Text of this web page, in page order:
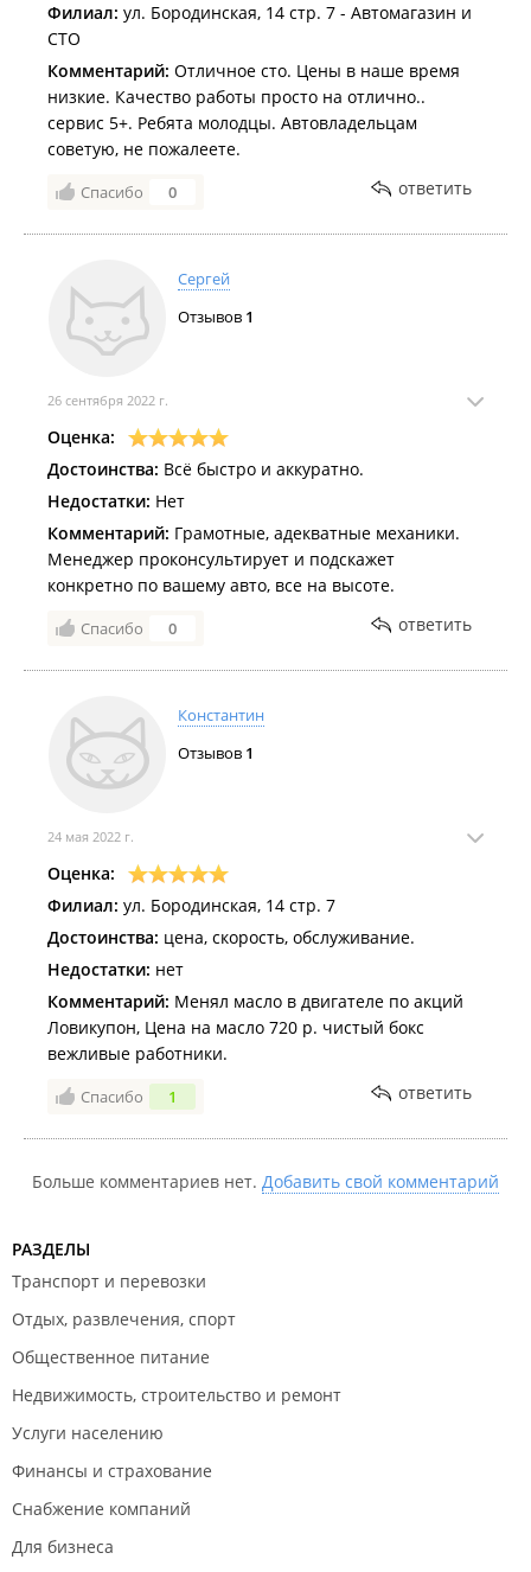
Филиал: ул. Бородинская, 14 стр. 7 - Автомагазин и
СТО
Комментарий: Отличное сто. Цены в наше время
низкие. Качество работы просто на отлично..
сервис 5+. Ребята молодцы. Автовладельцам
советую, не пожалеете.
Спасибо 0 ответить
Сергей
Отзывов 1
26 сентября 2022 г.
Оценка:
Достоинства: Всё быстро и аккуратно.
Недостатки: Нет
Комментарий: Грамотные, адекватные механики.
Менеджер проконсультирует и подскажет
конкретно по вашему авто, все на высоте.
Спасибо 0 ответить
Константин
Отзывов 1
24 мая 2022 г.
Оценка:
Филиал: ул. Бородинская, 14 стр. 7
Достоинства: цена, скорость, обслуживание.
Недостатки: нет
Комментарий: Менял масло в двигателе по акций
Ловикупон, Цена на масло 720 р. чистый бокс
вежливые работники.
Спасибо 1 ответить
Больше комментариев нет. Добавить свой комментарий
РАЗДЕЛЫ
Транспорт и перевозки
Отдых, развлечения, спорт
Общественное питание
Недвижимость, строительство и ремонт
Услуги населению
Финансы и страхование
Снабжение компаний
Для бизнеса